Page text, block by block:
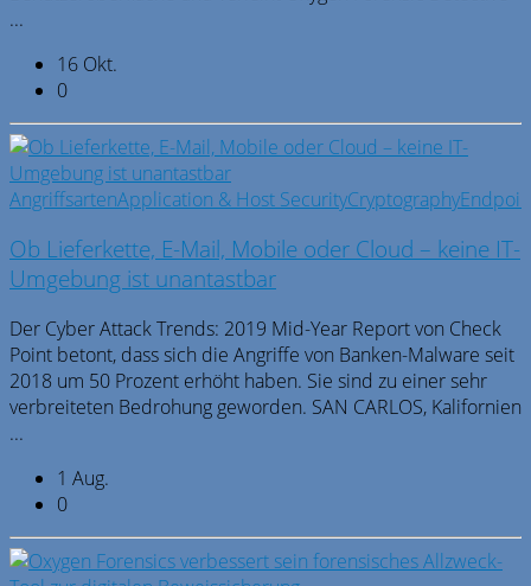
...
16 Okt.
0
AngriffsartenApplication & Host SecurityCryptography
Ob Lieferkette, E-Mail, Mobile oder Cloud – keine IT-
Umgebung ist unantastbar
Der Cyber Attack Trends: 2019 Mid-Year Report von Check
Point betont, dass sich die Angriffe von Banken-Malware seit
2018 um 50 Prozent erhöht haben. Sie sind zu einer sehr
verbreiteten Bedrohung geworden. SAN CARLOS, Kalifornien
...
1 Aug.
0